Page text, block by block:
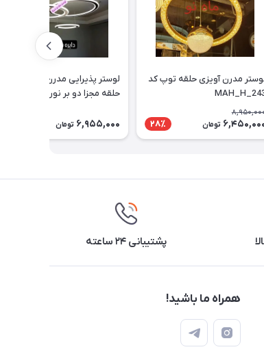
لوستر مدرن آویزی حلقه توپ کد
تومان 28٪
لوستر پذیرایی مدرن آویزی سه
حلقه مجزا دو بر نور 70 کد 2_713
6,955,000 تومان
پشتیبانی ۲۴ ساعته
همراه ما باشید!